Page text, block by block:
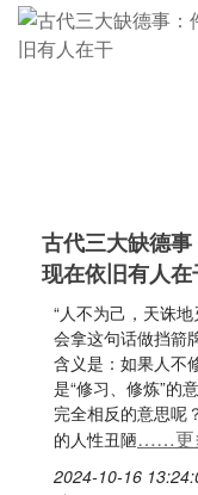
古代三大缺德
现在依旧有人在
“人不为己，天诛
会拿这句话做挡箭
含义是：如果人不
是“修习、修炼”的
完全相反的意思呢
的人性丑陋……更
2024-10-16